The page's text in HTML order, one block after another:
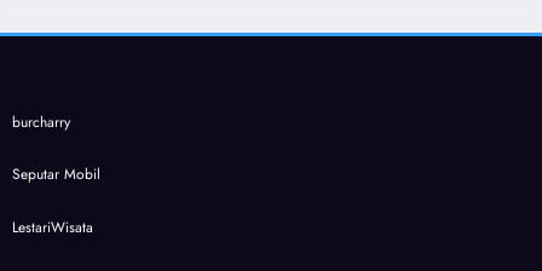
burcharry
Seputar Mobil
LestariWisata